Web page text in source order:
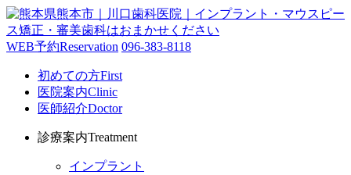
WEB予約Reservation 096-383-8118
初めての方First
医院案内Clinic
医師紹介Doctor
診療案内Treatment
インプラント